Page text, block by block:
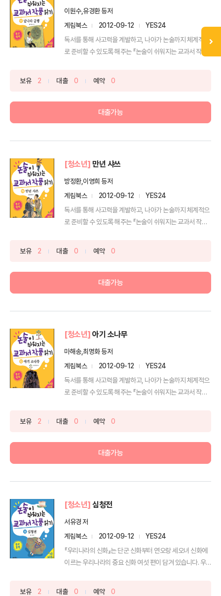
이원수,유경환 등저
계림북스
2012-09-12
YES24
독서를 통해 사고력을 계발하고, 나아가 논술까지 체계적으
로 준비할 수 있도록 해주는 『논술이 쉬워지는 교과서 작품
보유 2 대출 0 예약 0
대출가능
[청소년] 만년 샤쓰
방정환,이영희 등저
계림북스
2012-09-12
YES24
독서를 통해 사고력을 계발하고, 나아가 논술까지 체계적으
로 준비할 수 있도록 해주는 『논술이 쉬워지는 교과서 작품
보유 2 대출 0 예약 0
대출가능
[청소년] 아기 소나무
마해송,최명화 등저
계림북스
2012-09-12
YES24
독서를 통해 사고력을 계발하고, 나아가 논술까지 체계적으
로 준비할 수 있도록 해주는 『논술이 쉬워지는 교과서 작품
보유 2 대출 0 예약 0
대출가능
[청소년] 심청전
서유경 저
계림북스
2012-09-12
YES24
『우리나라의 신화』는 단군 신화부터 연오랑 세오녀 신화에
이르는 우리나라의 중요 신화 여섯 편이 담겨 있습니다. 우
보유 2 대출 0 예약 0